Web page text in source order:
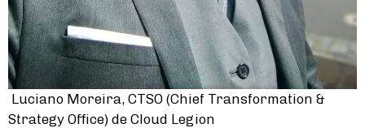
Luciano Moreira, CTSO (Chief Transformation &
Strategy Office) de Cloud Legion